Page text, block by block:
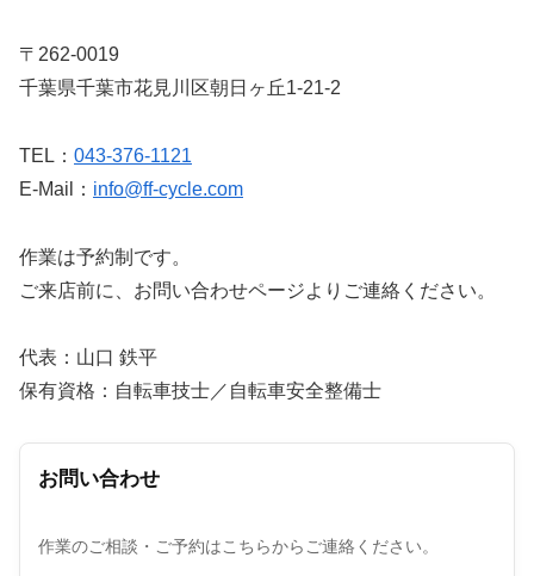
〒262-0019
千葉県千葉市花見川区朝日ヶ丘1-21-2
TEL： 043-376-1121
E-Mail： info@ff-cycle.com
作業は予約制です。
ご来店前に、お問い合わせページよりご連絡ください。
代表：山口 鉄平
保有資格：自転車技士／自転車安全整備士
お問い合わせ
作業のご相談・ご予約はこちらからご連絡ください。